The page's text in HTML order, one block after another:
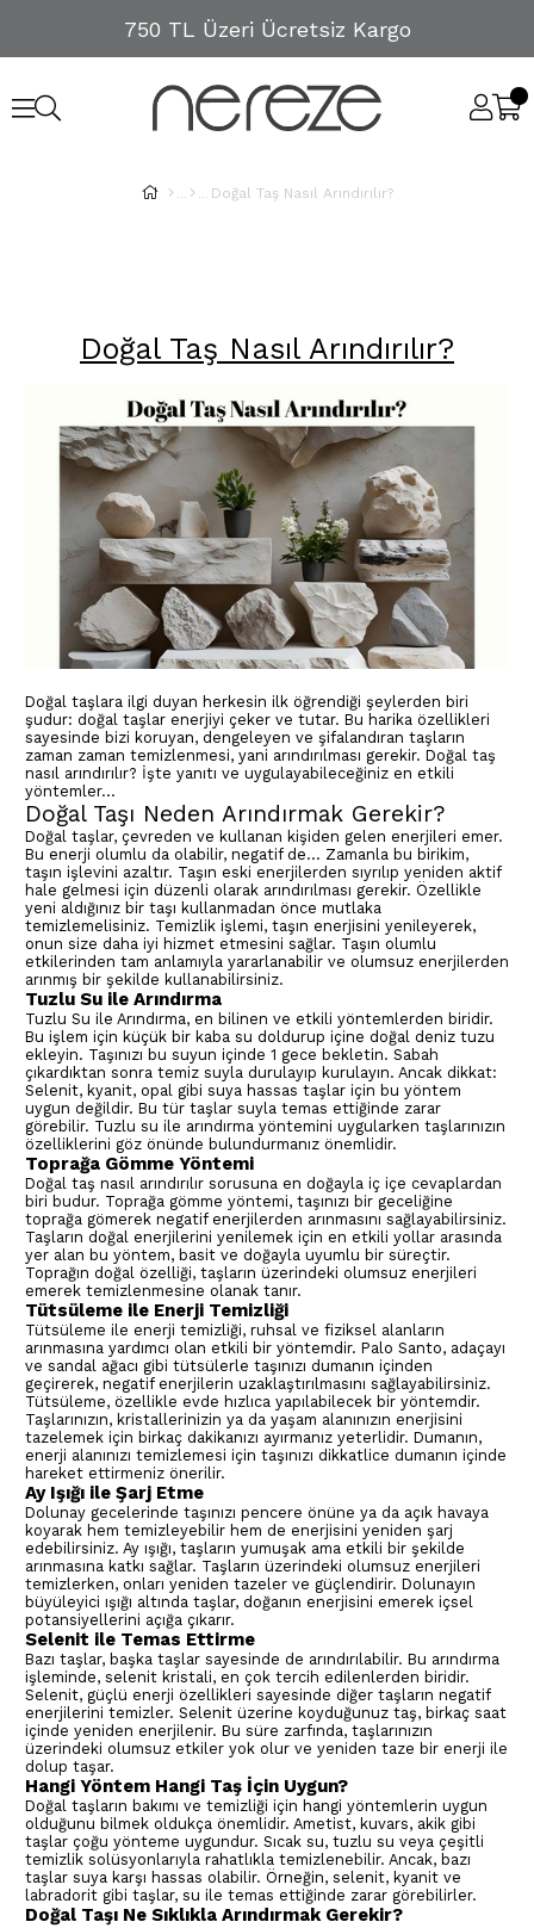
750 TL Üzeri Ücretsiz Kargo
Doğal Taş Nasıl Arındırılır?
Doğal Taş Nasıl Arındırılır?
Doğal taşlara ilgi duyan herkesin ilk öğrendiği şeylerden biri
şudur: doğal taşlar enerjiyi çeker ve tutar. Bu harika özellikleri
sayesinde bizi koruyan, dengeleyen ve şifalandıran taşların
zaman zaman temizlenmesi, yani arındırılması gerekir. Doğal taş
nasıl arındırılır? İşte yanıtı ve uygulayabileceğiniz en etkili
yöntemler…
Doğal Taşı Neden Arındırmak Gerekir?
Doğal taşlar, çevreden ve kullanan kişiden gelen enerjileri emer.
Bu enerji olumlu da olabilir, negatif de… Zamanla bu birikim,
taşın işlevini azaltır. Taşın eski enerjilerden sıyrılıp yeniden aktif
hale gelmesi için düzenli olarak arındırılması gerekir. Özellikle
yeni aldığınız bir taşı kullanmadan önce mutlaka
temizlemelisiniz. Temizlik işlemi, taşın enerjisini yenileyerek,
onun size daha iyi hizmet etmesini sağlar. Taşın olumlu
etkilerinden tam anlamıyla yararlanabilir ve olumsuz enerjilerden
arınmış bir şekilde kullanabilirsiniz.
Tuzlu Su ile Arındırma
Tuzlu Su ile Arındırma, en bilinen ve etkili yöntemlerden biridir.
Bu işlem için küçük bir kaba su doldurup içine doğal deniz tuzu
ekleyin. Taşınızı bu suyun içinde 1 gece bekletin. Sabah
çıkardıktan sonra temiz suyla durulayıp kurulayın. Ancak dikkat:
Selenit, kyanit, opal gibi suya hassas taşlar için bu yöntem
uygun değildir. Bu tür taşlar suyla temas ettiğinde zarar
görebilir. Tuzlu su ile arındırma yöntemini uygularken taşlarınızın
özelliklerini göz önünde bulundurmanız önemlidir.
Toprağa Gömme Yöntemi
Doğal taş nasıl arındırılır sorusuna en doğayla iç içe cevaplardan
biri budur. Toprağa gömme yöntemi, taşınızı bir geceliğine
toprağa gömerek negatif enerjilerden arınmasını sağlayabilirsiniz.
Taşların doğal enerjilerini yenilemek için en etkili yollar arasında
yer alan bu yöntem, basit ve doğayla uyumlu bir süreçtir.
Toprağın doğal özelliği, taşların üzerindeki olumsuz enerjileri
emerek temizlenmesine olanak tanır.
Tütsüleme ile Enerji Temizliği
Tütsüleme ile enerji temizliği, ruhsal ve fiziksel alanların
arınmasına yardımcı olan etkili bir yöntemdir. Palo Santo, adaçayı
ve sandal ağacı gibi tütsülerle taşınızı dumanın içinden
geçirerek, negatif enerjilerin uzaklaştırılmasını sağlayabilirsiniz.
Tütsüleme, özellikle evde hızlıca yapılabilecek bir yöntemdir.
Taşlarınızın, kristallerinizin ya da yaşam alanınızın enerjisini
tazelemek için birkaç dakikanızı ayırmanız yeterlidir. Dumanın,
enerji alanınızı temizlemesi için taşınızı dikkatlice dumanın içinde
hareket ettirmeniz önerilir.
Ay Işığı ile Şarj Etme
Dolunay gecelerinde taşınızı pencere önüne ya da açık havaya
koyarak hem temizleyebilir hem de enerjisini yeniden şarj
edebilirsiniz. Ay ışığı, taşların yumuşak ama etkili bir şekilde
arınmasına katkı sağlar. Taşların üzerindeki olumsuz enerjileri
temizlerken, onları yeniden tazeler ve güçlendirir. Dolunayın
büyüleyici ışığı altında taşlar, doğanın enerjisini emerek içsel
potansiyellerini açığa çıkarır.
Selenit ile Temas Ettirme
Bazı taşlar, başka taşlar sayesinde de arındırılabilir. Bu arındırma
işleminde, selenit kristali, en çok tercih edilenlerden biridir.
Selenit, güçlü enerji özellikleri sayesinde diğer taşların negatif
enerjilerini temizler. Selenit üzerine koyduğunuz taş, birkaç saat
içinde yeniden enerjilenir. Bu süre zarfında, taşlarınızın
üzerindeki olumsuz etkiler yok olur ve yeniden taze bir enerji ile
dolup taşar.
Hangi Yöntem Hangi Taş İçin Uygun?
Doğal taşların bakımı ve temizliği için hangi yöntemlerin uygun
olduğunu bilmek oldukça önemlidir. Ametist, kuvars, akik gibi
taşlar çoğu yönteme uygundur. Sıcak su, tuzlu su veya çeşitli
temizlik solüsyonlarıyla rahatlıkla temizlenebilir. Ancak, bazı
taşlar suya karşı hassas olabilir. Örneğin, selenit, kyanit ve
labradorit gibi taşlar, su ile temas ettiğinde zarar görebilirler.
Doğal Taşı Ne Sıklıkla Arındırmak Gerekir?